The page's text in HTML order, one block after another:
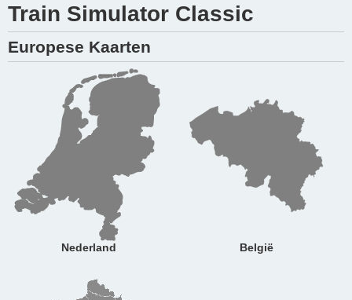
Train Simulator Classic
Europese Kaarten
Nederland België